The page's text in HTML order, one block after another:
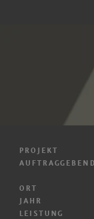
PROJEKT
ORT
JAHR
LEISTUNG